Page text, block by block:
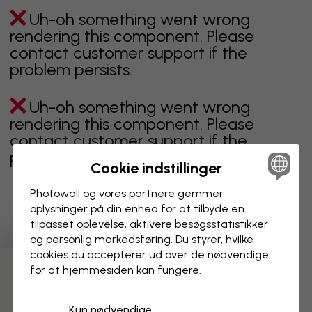
Uh-oh something went wrong
rendering this component. Please
contact customer support if the
problem persists.
Uh-oh something went wrong
rendering this component. Please
contact customer support if the
problem persists.
Viser side 1 af 1 sider
Opdag flere kategorier
Cookie indstillinger
Photowall og vores partnere gemmer
oplysninger på din enhed for at tilbyde en
tilpasset oplevelse, aktivere besøgs­statistikker
og personlig markedsføring. Du styrer, hvilke
cookies du accepterer ud over de nødvendige,
for at hjemmesiden kan fungere.